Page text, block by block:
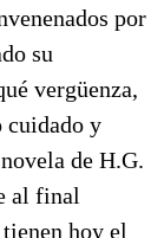
por
su
vergüenza,
cuidado y
de H.G.
al final
hoy el